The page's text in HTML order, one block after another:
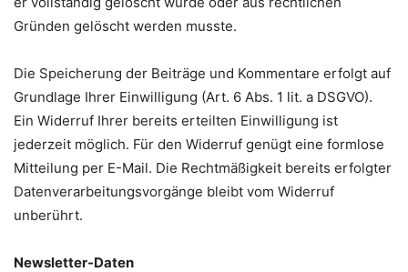
Gründen gelöscht werden musste.
Die Speicherung der Beiträge und Kommentare erfolgt auf
Grundlage Ihrer Einwilligung (Art. 6 Abs. 1 lit. a DSGVO).
Ein Widerruf Ihrer bereits erteilten Einwilligung ist
jederzeit möglich. Für den Widerruf genügt eine formlose
Mitteilung per E-Mail. Die Rechtmäßigkeit bereits erfolgter
Datenverarbeitungsvorgänge bleibt vom Widerruf
unberührt.
Newsletter-Daten